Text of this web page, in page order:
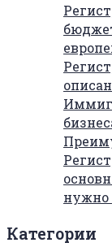
нужно
Категории